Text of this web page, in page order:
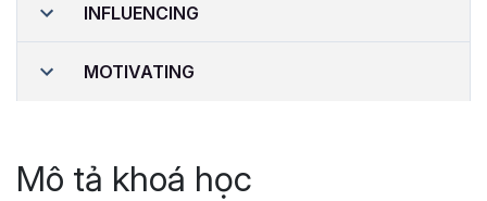
INFLUENCING
MOTIVATING
Mô tả khoá học